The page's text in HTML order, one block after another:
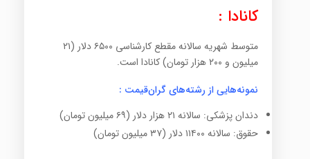
کانادا :
متوسط شهریه سالانه مقطع کارشناسی ۶۵۰۰ دلار (۲۱
میلیون و ۲۰۰ هزار تومان) کانادا است.
نمونه‌هایی از رشته‌های گران‌قیمت :
دندان پزشکی: سالانه ۲۱ هزار دلار (۶۹ میلیون تومان)
حقوق: سالانه ۱۱۴۰۰ دلار (۳۷ میلیون تومان)